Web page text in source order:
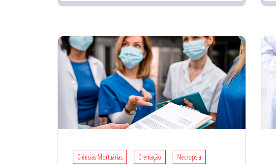
Ciências Mortuárias Cremação Necropsia